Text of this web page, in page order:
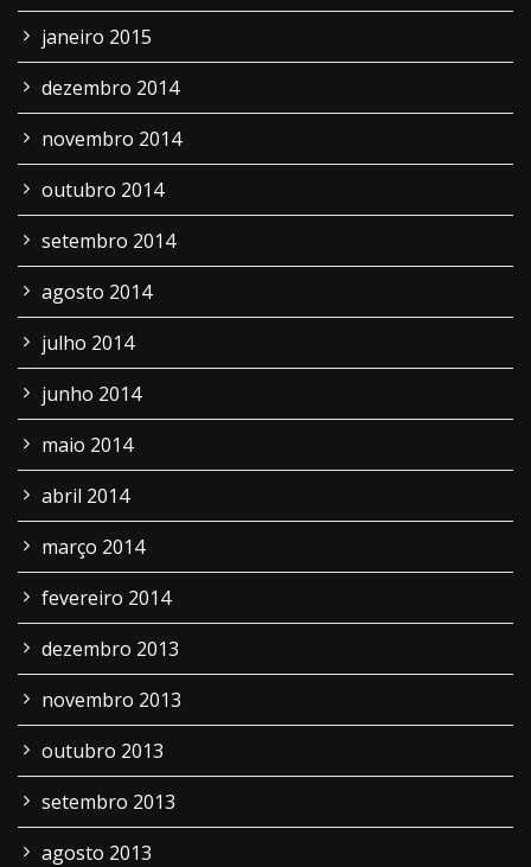
janeiro 2015
dezembro 2014
novembro 2014
outubro 2014
setembro 2014
agosto 2014
julho 2014
junho 2014
maio 2014
abril 2014
março 2014
fevereiro 2014
dezembro 2013
novembro 2013
outubro 2013
setembro 2013
agosto 2013